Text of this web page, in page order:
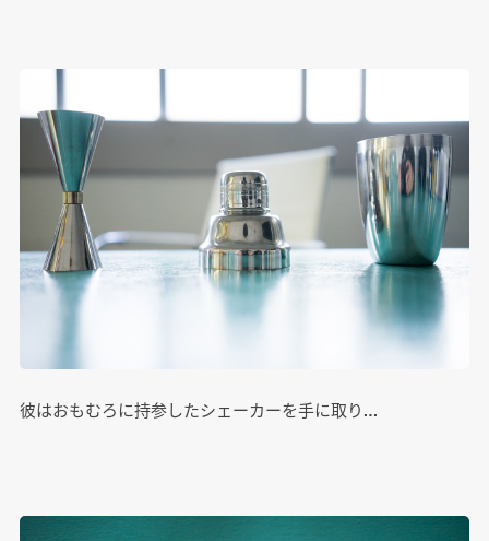
彼はおもむろに持参したシェーカーを手に取り…